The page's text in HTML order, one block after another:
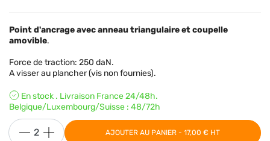
Point d'ancrage avec anneau triangulaire et coupelle
amovible.
Force de traction: 250 daN.
A visser au plancher (vis non fournies).
En stock . Livraison France 24/48h.
Belgique/Luxembourg/Suisse : 48/72h
AJOUTER AU PANIER - 17,00 € HT